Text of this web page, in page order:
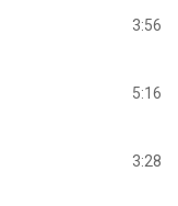
3:56
5:16
3:28